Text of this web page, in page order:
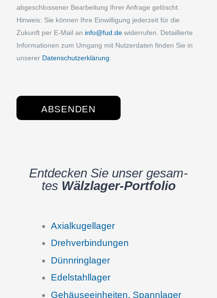
abgeschlossener Bearbeitung Ihrer Anfrage gelöscht.
Hinweis: Sie können Ihre Einwilligung jederzeit für die
Zukunft per E‑Mail an info@fud.dewiderrufen. Detaillierte
Informationen zum Umgang mit Nutzerdaten finden Sie in
unserer Datenschutzerklärung
Entde­cken Sie unser gesam­
tes Wälzla­­ger-Portfo­­lio
Axial­ku­gel­la­ger
Drehver­bin­dun­gen
Dünnring­la­ger
Edelstahl­la­ger
Gehäu­se­ein­hei­ten, Spann­la­ger